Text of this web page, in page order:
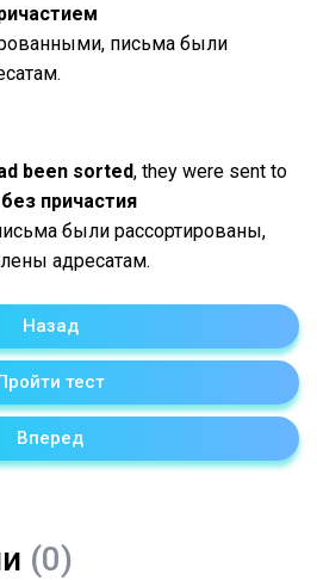
письма были
been sorted, they were sent to
без причастия
были рассортированы,
адресатам.
Назад
тест
Вперед
(0)